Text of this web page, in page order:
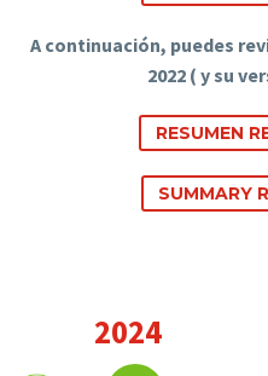
A continuación, puedes
2022 ( y su
RESUMEN
SUMMARY
2024